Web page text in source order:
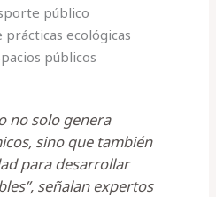
público
ecológicas
públicos
no solo genera
sino que también
para desarrollar
señalan expertos